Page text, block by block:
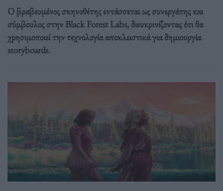
Ο βραβευμένος σκηνοθέτης εντάσσεται ως συνεργάτης και
σύμβουλος στην Black Forest Labs, διευκρινίζοντας ότι θα
χρησιμοποιεί την τεχνολογία αποκλειστικά για δημιουργία
storyboards.